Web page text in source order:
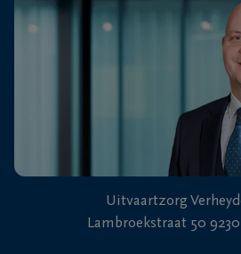
Uitvaartzorg
Lambroekstraat 50